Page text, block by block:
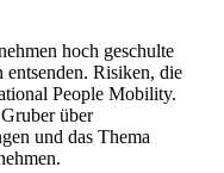
hoch geschulte
Risiken, die
People Mobility.
über
und das Thema